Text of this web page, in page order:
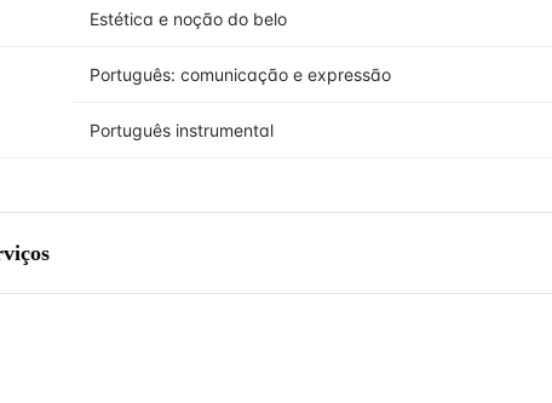
Estética e noção do belo
Português: comunicação e expressão
Português instrumental